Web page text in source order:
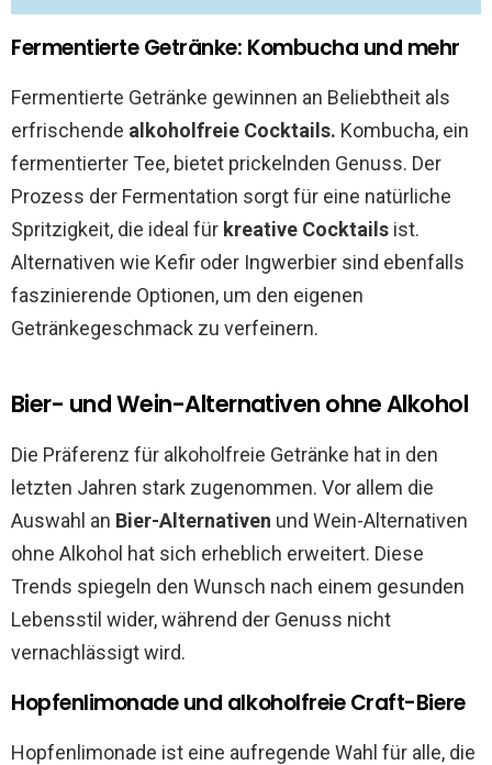
Fermentierte Getränke: Kombucha und mehr
Fermentierte Getränke gewinnen an Beliebtheit als
erfrischende alkoholfreie Cocktails. Kombucha, ein
fermentierter Tee, bietet prickelnden Genuss. Der
Prozess der Fermentation sorgt für eine natürliche
Spritzigkeit, die ideal für kreative Cocktails ist.
Alternativen wie Kefir oder Ingwerbier sind ebenfalls
faszinierende Optionen, um den eigenen
Getränkegeschmack zu verfeinern.
Bier- und Wein-Alternativen ohne Alkohol
Die Präferenz für alkoholfreie Getränke hat in den
letzten Jahren stark zugenommen. Vor allem die
Auswahl an Bier-Alternativen und Wein-Alternativen
ohne Alkohol hat sich erheblich erweitert. Diese
Trends spiegeln den Wunsch nach einem gesunden
Lebensstil wider, während der Genuss nicht
vernachlässigt wird.
Hopfenlimonade und alkoholfreie Craft-Biere
Hopfenlimonade ist eine aufregende Wahl für alle, die